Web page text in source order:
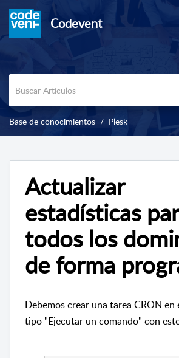
Codevent
Base de conocimientos Plesk
Actualizar
estadísticas
todos los
de forma
Debemos crear una tarea CRON en
tipo "Ejecutar un comando" con